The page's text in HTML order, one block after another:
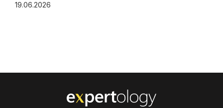
19.06.2026